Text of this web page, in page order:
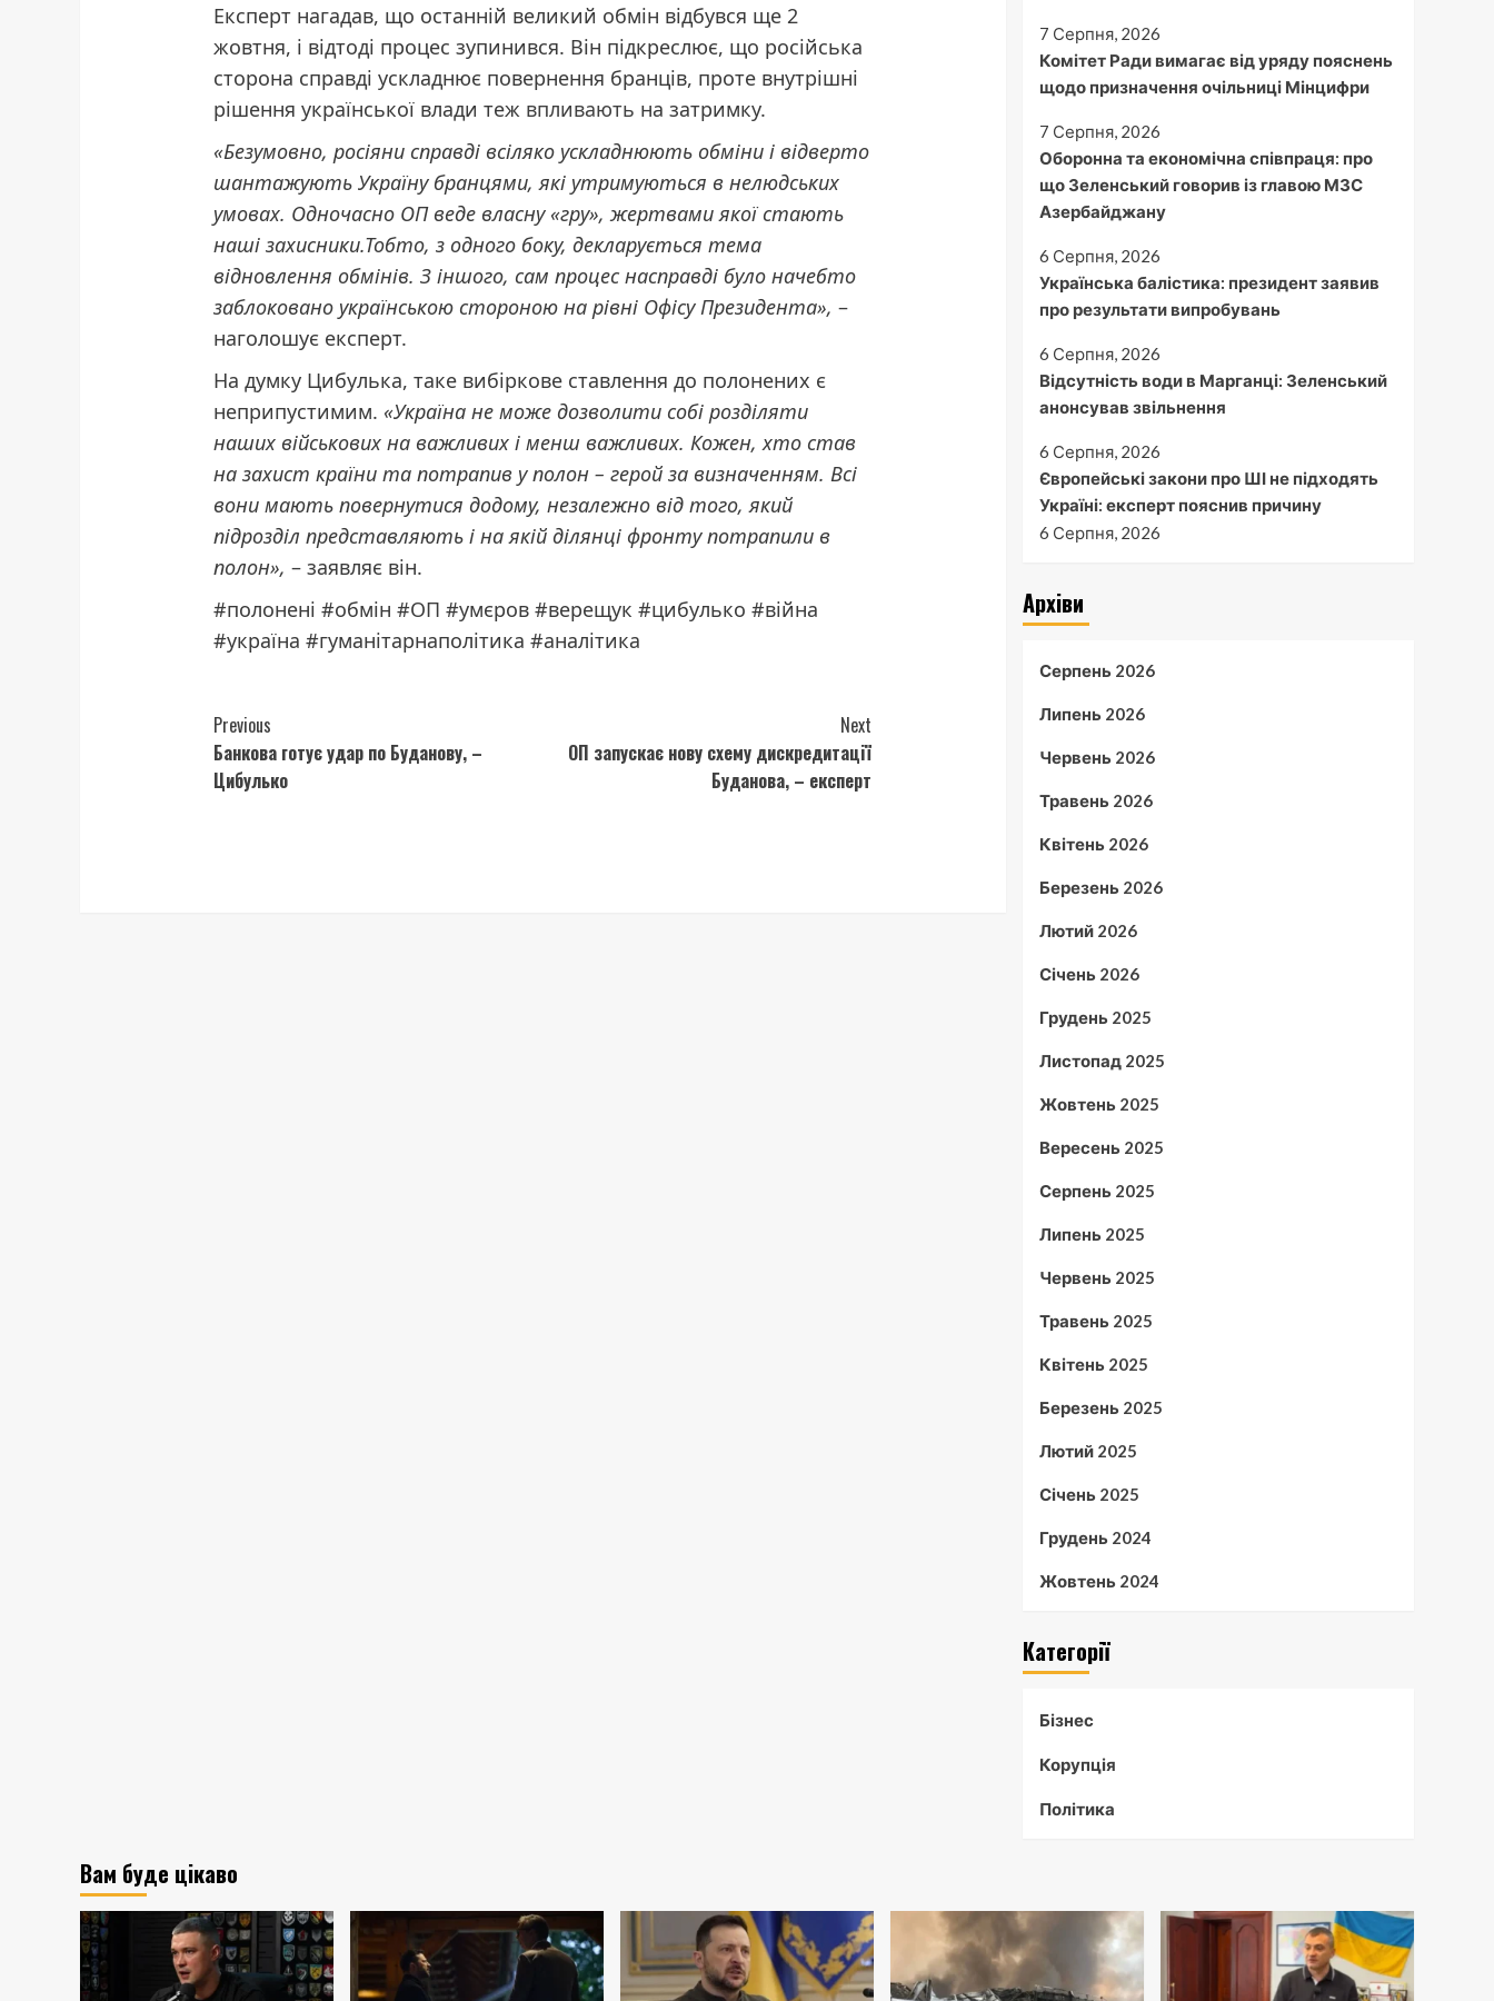
Експерт нагадав, що останній великий обмін відбувся ще 2
жовтня, і відтоді процес зупинився. Він підкреслює, що російська
сторона справді ускладнює повернення бранців, проте внутрішні
рішення української влади теж впливають на затримку.
«Безумовно, росіяни справді всіляко ускладнюють обміни і відверто
шантажують Україну бранцями, які утримуються в нелюдських
умовах. Одночасно ОП веде власну «гру», жертвами якої стають
наші захисники.Тобто, з одного боку, декларується тема
відновлення обмінів. З іншого, сам процес насправді було начебто
заблоковано українською стороною на рівні Офісу Президента», –
наголошує експерт.
На думку Цибулька, таке вибіркове ставлення до полонених є
неприпустимим. «Україна не може дозволити собі розділяти
наших військових на важливих і менш важливих. Кожен, хто став
на захист країни та потрапив у полон – герой за визначенням. Всі
вони мають повернутися додому, незалежно від того, який
підрозділ представляють і на якій ділянці фронту потрапили в
полон», – заявляє він.
#полонені #обмін #ОП #умєров #верещук #цибулько #війна
#україна #гуманітарнаполітика #аналітика
Continue
Reading
Previous
Банкова готує удар по Буданову, –
Цибулько
Next
ОП запускає нову схему дискредитації
Буданова, – експерт
7 Серпня, 2026
Комітет Ради вимагає від уряду пояснень
щодо призначення очільниці Мінцифри
7 Серпня, 2026
Оборонна та економічна співпраця: про
що Зеленський говорив із главою МЗС
Азербайджану
6 Серпня, 2026
Українська балістика: президент заявив
про результати випробувань
6 Серпня, 2026
Відсутність води в Марганці: Зеленський
анонсував звільнення
6 Серпня, 2026
Європейські закони про ШІ не підходять
Україні: експерт пояснив причину
6 Серпня, 2026
Архіви
Серпень 2026
Липень 2026
Червень 2026
Травень 2026
Квітень 2026
Березень 2026
Лютий 2026
Січень 2026
Грудень 2025
Листопад 2025
Жовтень 2025
Вересень 2025
Серпень 2025
Липень 2025
Червень 2025
Травень 2025
Квітень 2025
Березень 2025
Лютий 2025
Січень 2025
Грудень 2024
Жовтень 2024
Категорії
Бізнес
Корупція
Політика
Вам буде цікаво